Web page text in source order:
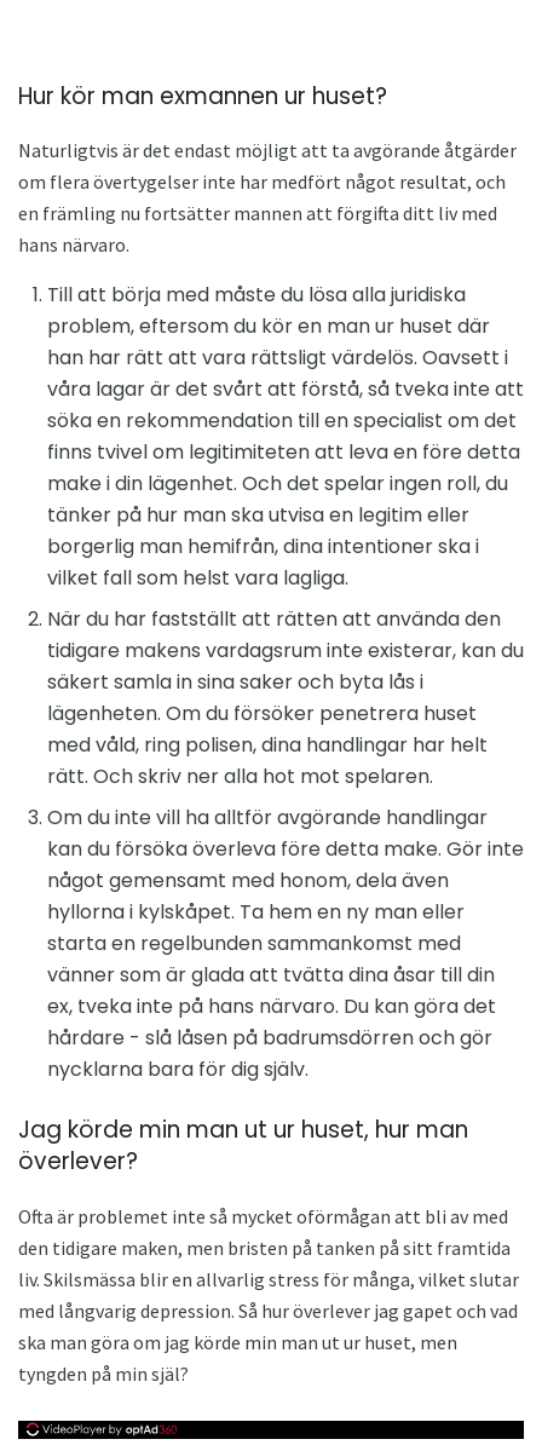
Hur kör man exmannen ur huset?
Naturligtvis är det endast möjligt att ta avgörande åtgärder
om flera övertygelser inte har medfört något resultat, och
en främling nu fortsätter mannen att förgifta ditt liv med
hans närvaro.
Till att börja med måste du lösa alla juridiska
problem, eftersom du kör en man ur huset där
han har rätt att vara rättsligt värdelös. Oavsett i
våra lagar är det svårt att förstå, så tveka inte att
söka en rekommendation till en specialist om det
finns tvivel om legitimiteten att leva en före detta
make i din lägenhet. Och det spelar ingen roll, du
tänker på hur man ska utvisa en legitim eller
borgerlig man hemifrån, dina intentioner ska i
vilket fall som helst vara lagliga.
När du har fastställt att rätten att använda den
tidigare makens vardagsrum inte existerar, kan du
säkert samla in sina saker och byta lås i
lägenheten. Om du försöker penetrera huset
med våld, ring polisen, dina handlingar har helt
rätt. Och skriv ner alla hot mot spelaren.
Om du inte vill ha alltför avgörande handlingar
kan du försöka överleva före detta make. Gör inte
något gemensamt med honom, dela även
hyllorna i kylskåpet. Ta hem en ny man eller
starta en regelbunden sammankomst med
vänner som är glada att tvätta dina åsar till din
ex, tveka inte på hans närvaro. Du kan göra det
hårdare - slå låsen på badrumsdörren och gör
nycklarna bara för dig själv.
Jag körde min man ut ur huset, hur man
överlever?
Ofta är problemet inte så mycket oförmågan att bli av med
den tidigare maken, men bristen på tanken på sitt framtida
liv. Skilsmässa blir en allvarlig stress för många, vilket slutar
med långvarig depression. Så hur överlever jag gapet och vad
ska man göra om jag körde min man ut ur huset, men
tyngden på min själ?